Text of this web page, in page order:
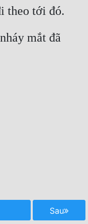
theo tới đó.
mắt đã
Sau